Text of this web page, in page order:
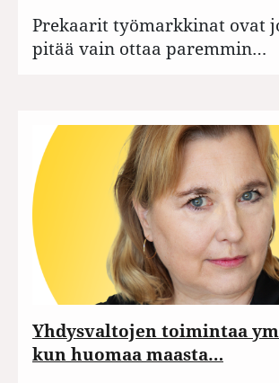
Prekaarit työmarkkinat ovat
pitää vain ottaa paremmin…
Yhdysvaltojen toimintaa
kun huomaa maasta…